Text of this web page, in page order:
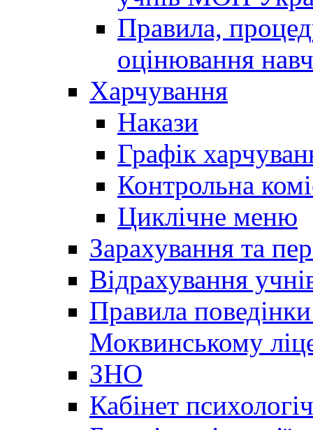
Правила,
оцінювання
Харчування
Накази
Графік
Контрольна
Циклічне меню
Зарахування та
Відрахування
Правила
Моквинському
ЗНО
Кабінет